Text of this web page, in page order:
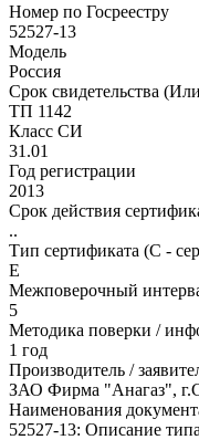
Номер по Госреестру
52527-13
Модель
Россия
Срок свидетельства
ТП 1142
Класс СИ
31.01
Год регистрации
2013
Срок действия
..
Тип сертификата (C -
E
Межповерочный
5
Методика поверки /
1 год
Производитель /
ЗАО Фирма "Анагаз",
Наименования
52527-13: Описание